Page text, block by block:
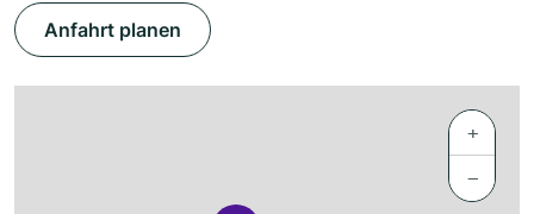
Anfahrt planen
+
−